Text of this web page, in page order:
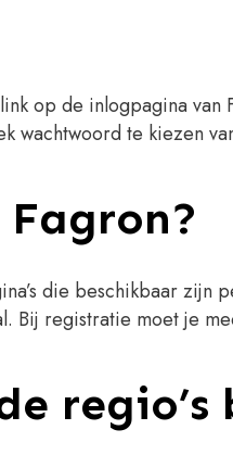
op de inlogpagina van
wachtwoord te kiezen
die beschikbaar zijn
Bij registratie moet je
regio’s